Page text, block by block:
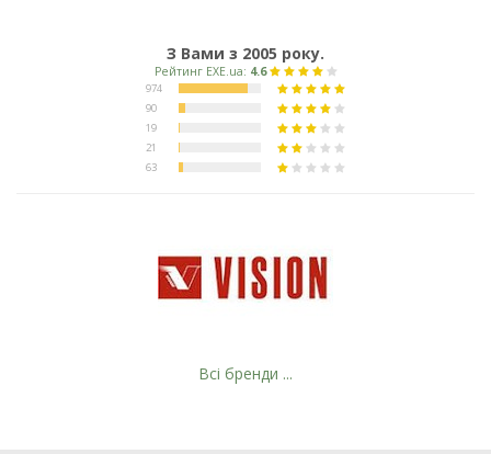
З Вами з 2005 року.
Всі бренди ...